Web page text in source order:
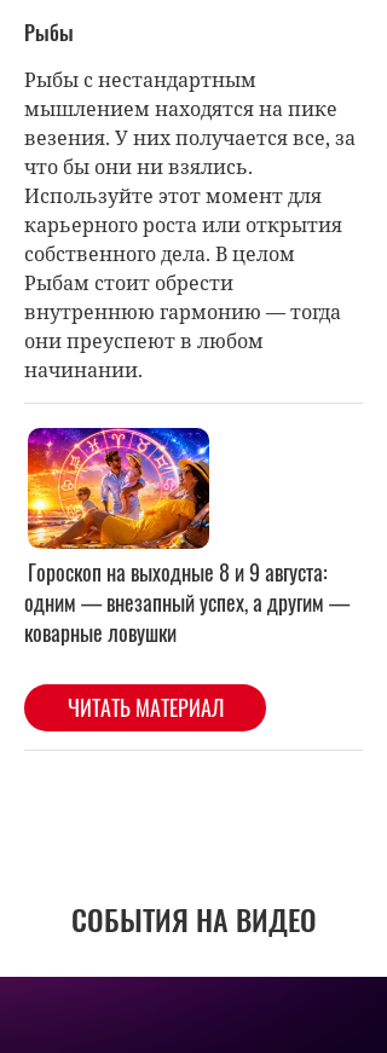
Рыбы
Рыбы с нестандартным
мышлением находятся на пике
везения. У них получается все, за
что бы они ни взялись.
Используйте этот момент для
карьерного роста или открытия
собственного дела. В целом
Рыбам стоит обрести
внутреннюю гармонию — тогда
они преуспеют в любом
начинании.
СОБЫТИЯ НА ВИДЕО